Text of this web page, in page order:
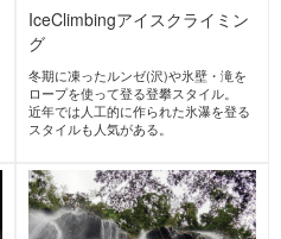
King
キング
Foxfire